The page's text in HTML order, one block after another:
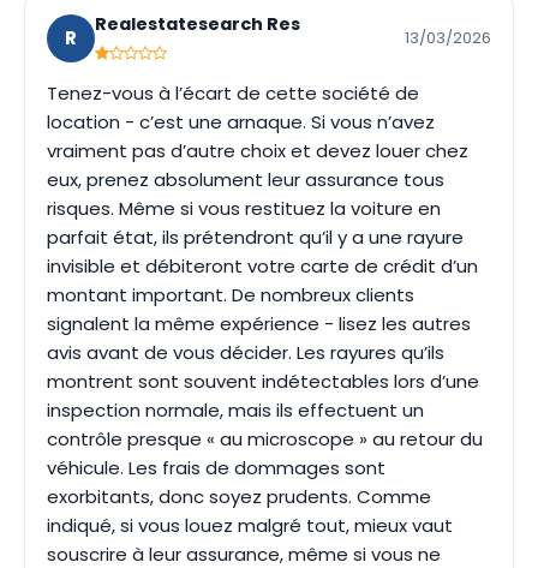
R
Realestatesearch Res
13/03/2026
Tenez-vous à l’écart de cette société de
location - c’est une arnaque. Si vous n’avez
vraiment pas d’autre choix et devez louer chez
eux, prenez absolument leur assurance tous
risques. Même si vous restituez la voiture en
parfait état, ils prétendront qu’il y a une rayure
invisible et débiteront votre carte de crédit d’un
montant important. De nombreux clients
signalent la même expérience - lisez les autres
avis avant de vous décider. Les rayures qu’ils
montrent sont souvent indétectables lors d’une
inspection normale, mais ils effectuent un
contrôle presque « au microscope » au retour du
véhicule. Les frais de dommages sont
exorbitants, donc soyez prudents. Comme
indiqué, si vous louez malgré tout, mieux vaut
souscrire à leur assurance, même si vous ne